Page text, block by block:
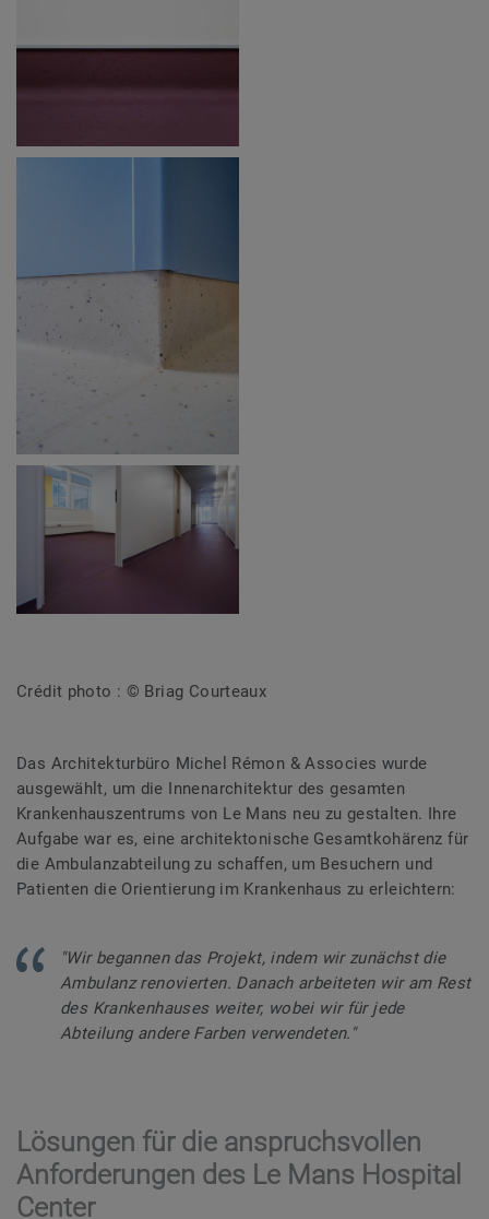
Crédit photo : © Briag Courteaux
Das Architekturbüro Michel Rémon & Associes wurde
ausgewählt, um die Innenarchitektur des gesamten
Krankenhauszentrums von Le Mans neu zu gestalten. Ihre
Aufgabe war es, eine architektonische Gesamtkohärenz für
die Ambulanzabteilung zu schaffen, um Besuchern und
Patienten die Orientierung im Krankenhaus zu erleichtern:
"Wir begannen das Projekt, indem wir zunächst die
Ambulanz renovierten. Danach arbeiteten wir am Rest
des Krankenhauses weiter, wobei wir für jede
Abteilung andere Farben verwendeten."
Lösungen für die anspruchsvollen
Anforderungen des Le Mans Hospital
Center